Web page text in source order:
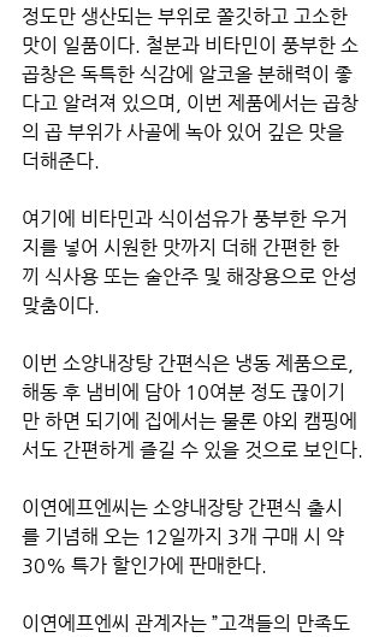
정도만 생산되는 부위로 쫄깃하고 고소한
맛이 일품이다. 철분과 비타민이 풍부한 소
곱창은 독특한 식감에 알코올 분해력이 좋
다고 알려져 있으며, 이번 제품에서는 곱창
의 곱 부위가 사골에 녹아 있어 깊은 맛을
더해준다.
여기에 비타민과 식이섬유가 풍부한 우거
지를 넣어 시원한 맛까지 더해 간편한 한
끼 식사용 또는 술안주 및 해장용으로 안성
맞춤이다.
이번 소양내장탕 간편식은 냉동 제품으로,
해동 후 냄비에 담아 10여분 정도 끊이기
만 하면 되기에 집에서는 물론 야외 캠핑에
서도 간편하게 즐길 수 있을 것으로 보인다.
이연에프엔씨는 소양내장탕 간편식 출시
를 기념해 오는 12일까지 3개 구매 시 약
30% 특가 할인가에 판매한다.
이연에프엔씨 관계자는 ”고객들의 만족도